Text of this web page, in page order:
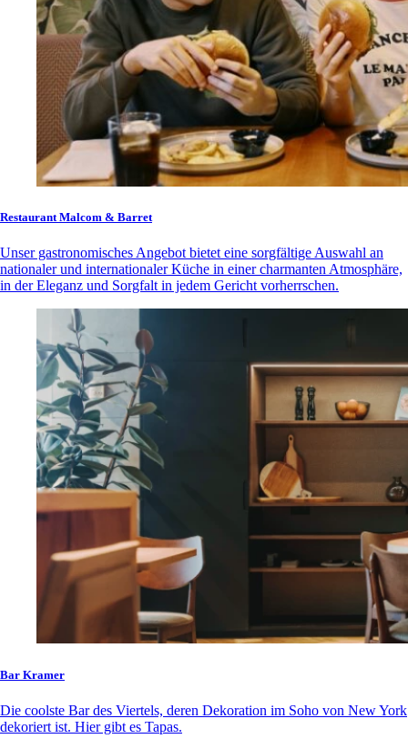
Restaurant Malcom & Barret
Unser gastronomisches Angebot bietet eine sorgfältige Auswahl an
nationaler und internationaler Küche in einer charmanten Atmosphäre,
in der Eleganz und Sorgfalt in jedem Gericht vorherrschen.
Bar Kramer
Die coolste Bar des Viertels, deren Dekoration im Soho von New York
dekoriert ist. Hier gibt es Tapas.